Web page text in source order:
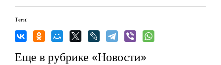
Теги:
Еще в рубрике «Новости»